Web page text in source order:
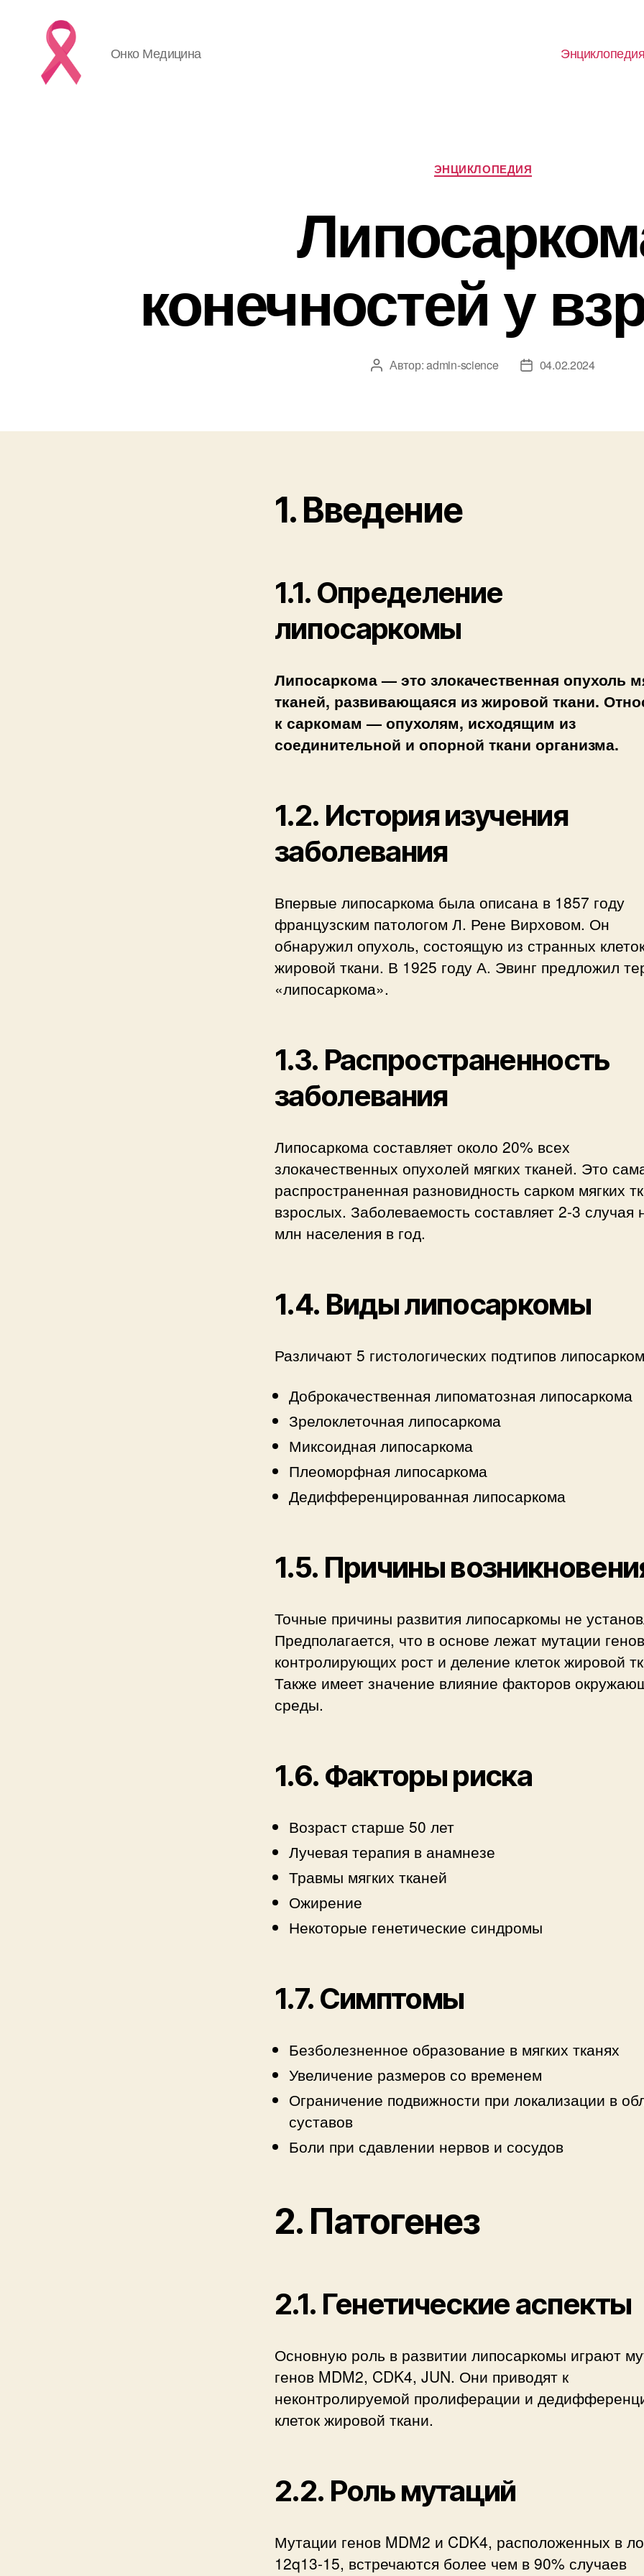
Онко Медицина Энциклопедия
Рубрики
ЭНЦИКЛОПЕДИЯ
конечностей у
Автор
Автор:admin-science
Дата04.02.2024
1. Введение
1.1. Определение
липосаркомы
Липосаркома — это злокачественная опухоль
тканей, развивающаяся из жировой ткани.
к саркомам — опухолям, исходящим из
соединительной и опорной ткани организма.
1.2. История изучения
заболевания
Впервые липосаркома была описана в 1857 году
французским патологом Л. Рене Вирховом. Он
обнаружил опухоль, состоящую из странных
жировой ткани. В 1925 году А. Эвинг предложил
«липосаркома».
1.3. Распространенность
заболевания
Липосаркома составляет около 20% всех
злокачественных опухолей мягких тканей. Это
распространенная разновидность сарком мягких
взрослых. Заболеваемость составляет 2-3 случая
млн населения в год.
1.4. Виды липосаркомы
Различают 5 гистологических подтипов
Доброкачественная липоматозная липосаркома
Зрелоклеточная липосаркома
Миксоидная липосаркома
Плеоморфная липосаркома
Дедифференцированная липосаркома
1.5. Причины
Точные причины развития липосаркомы не
Предполагается, что в основе лежат мутации
контролирующих рост и деление клеток жировой
Также имеет значение влияние факторов
среды.
1.6. Факторы риска
Возраст старше 50 лет
Лучевая терапия в анамнезе
Травмы мягких тканей
Ожирение
Некоторые генетические синдромы
1.7. Симптомы
Безболезненное образование в мягких тканях
Увеличение размеров со временем
Ограничение подвижности при локализации в
суставов
Боли при сдавлении нервов и сосудов
2. Патогенез
2.1. Генетические аспекты
Основную роль в развитии липосаркомы играют
генов MDM2, CDK4, JUN. Они приводят к
неконтролируемой пролиферации и
клеток жировой ткани.
2.2. Роль мутаций
Мутации генов MDM2 и CDK4, расположенных в
12q13-15, встречаются более чем в 90% случаев